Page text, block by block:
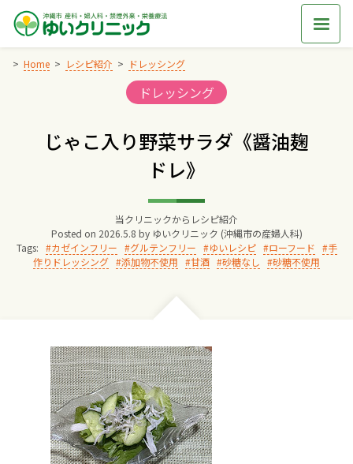
Skip
content
Home レシピ紹介 ドレッシング
Categories:
ドレッシング
じゃこ入り野菜サラダ《醤油麹
ドレ》
当クリニックからレシピ紹介
Posted on 2026.5.8 by ゆいクリニック (沖縄市の産婦人科)
Tags:
カゼインフリー グルテンフリー ゆいレシピ ローフード
手
作りドレッシング
添加物不使用 甘酒 砂糖なし 砂糖不使用
交通アクセス
院長からのごあいさつ
ゆいクリニックの経営理念
診療料金
お産について
親と子の結びつき支援